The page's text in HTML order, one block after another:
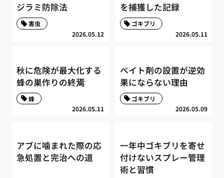
ジラミ防除法
2026.05.12
害虫
を捕獲した記録
2026.05.11
ゴキブリ
秋に危険が最大化する
蜂の巣作りの終焉
2026.05.11
蜂
ベイト剤の設置が逆効
果にならない理由
2026.05.09
ゴキブリ
アブに噛まれた際の応
急処置と完治への道
一年中ゴキブリを寄せ
付けないスプレー管理
術と習慣